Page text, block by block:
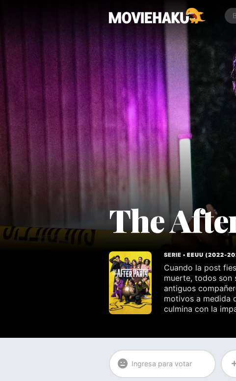
The
SERIE •EEUU (2022-
Cuando la post
muerte, todos son
antiguos
motivos a medida
culmina con la
Ingresa para votar